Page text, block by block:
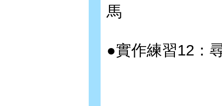
馬
●實作練習12：